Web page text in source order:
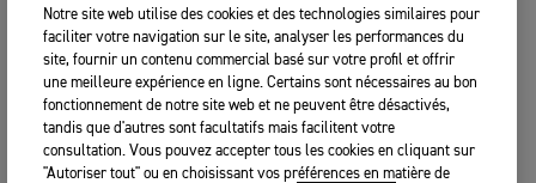
Interview with Bryan Thompson- Owner
of Thompson Cycles
CLOTHING |4TH FÉVR. 2026
SYSTÈME 3-COUCHES Comment rester
chaud et s'équiper plus intelligemment
Notre site web utilise des cookies et des technologies similaires pour
faciliter votre navigation sur le site, analyser les performances du
site, fournir un contenu commercial basé sur votre profil et offrir
une meilleure expérience en ligne. Certains sont nécessaires au bon
fonctionnement de notre site web et ne peuvent être désactivés,
tandis que d'autres sont facultatifs mais facilitent votre
consultation. Vous pouvez accepter tous les cookies en cliquant sur
"Autoriser tout" ou en choisissant vos préférences en matière de